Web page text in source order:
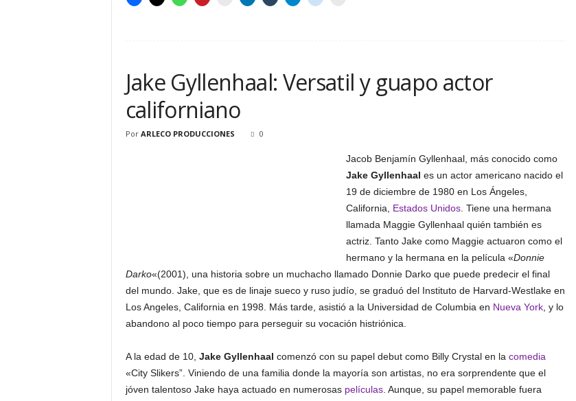
Jake Gyllenhaal: Versatil y guapo actor
californiano
Por ARLECO PRODUCCIONES 0
Jacob Benjamín Gyllenhaal, más conocido como
Jake Gyllenhaal es un actor americano nacido el
19 de diciembre de 1980 en Los Ángeles,
California, Estados Unidos. Tiene una hermana
llamada Maggie Gyllenhaal quién también es
actriz. Tanto Jake como Maggie actuaron como el
hermano y la hermana en la película «Donnie
Darko«(2001), una historia sobre un muchacho llamado Donnie Darko que puede predecir el final
del mundo. Jake, que es de linaje sueco y ruso judío, se graduó del Instituto de Harvard-Westlake en
Los Angeles, California en 1998. Más tarde, asistió a la Universidad de Columbia en Nueva York, y lo
abandono al poco tiempo para perseguir su vocación histriónica.
A la edad de 10, Jake Gyllenhaal comenzó con su papel debut como Billy Crystal en la comedia
«City Slikers”. Viniendo de una familia donde la mayoría son artistas, no era sorprendente que el
jóven talentoso Jake haya actuado en numerosas películas. Aunque, su papel memorable fuera